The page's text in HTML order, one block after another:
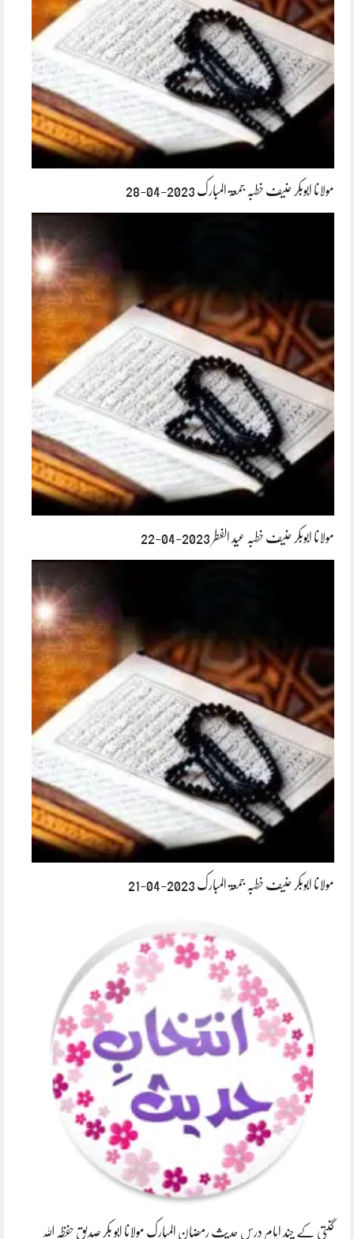
مولانا ابوبکر حنیف خطبہ جمعۃ المبارک 2023-04-28
مولانا ابوبکر حنیف خطبہ عید الفطر 2023-04-22
مولانا ابوبکر حنیف خطبہ جمعۃ المبارک 2023-04-21
گنتی کے چند ایام درسِ حدیث رمضان المبارک مولانا ابو بکر صدیق حفظہ اللہ